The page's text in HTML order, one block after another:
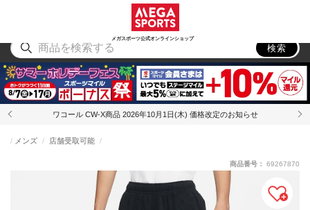
メガスポーツ公式オンラインショップ
アウトドア
検索
ワコール CW-X商品 2026年10月1日(木) 価格改定のお知らせ
メンズ 店舗受取可能
商品番号： 69267870